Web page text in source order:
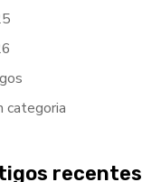
categoria
recentes